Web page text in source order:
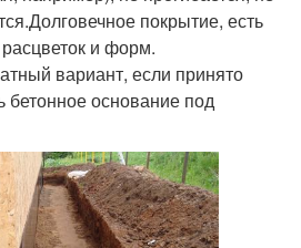
покрытие, есть
и форм.
вариант, если принято
бетонное основание под